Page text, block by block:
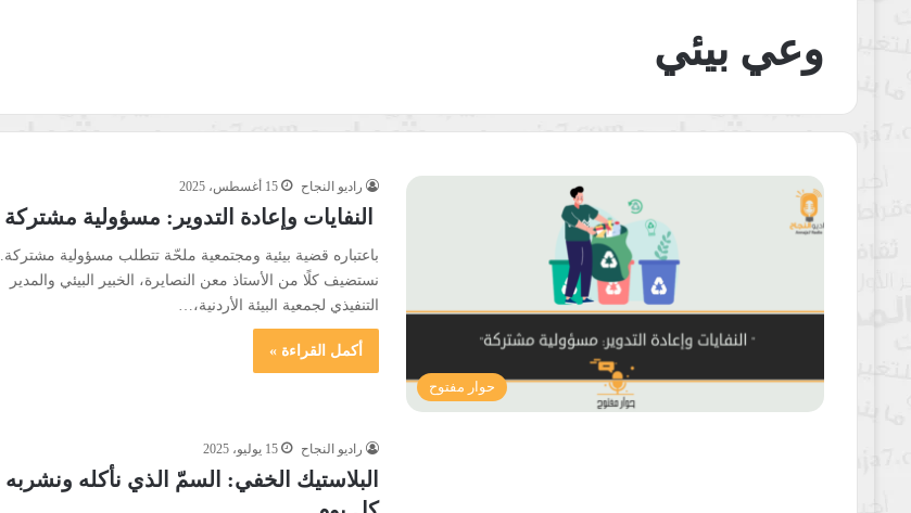
وعي بيئي
حوار مفتوح
راديو النجاح 15 أغسطس، 2025
النفايات وإعادة التدوير: مسؤولية مشتركة
باعتباره قضية بيئية ومجتمعية ملحّة تتطلب مسؤولية مشتركة.
نستضيف كلًا من الأستاذ معن النصايرة، الخبير البيئي والمدير
التنفيذي لجمعية البيئة الأردنية،…
أكمل القراءة »
راديو النجاح 15 يوليو، 2025
البلاستيك الخفي: السمّ الذي نأكله ونشربه